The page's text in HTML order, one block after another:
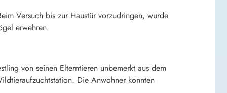
Versuch bis zur Haustür vorzudringen, wurde
erwehren.
von seinen Elterntieren unbemerkt aus dem
Die Anwohner konnten